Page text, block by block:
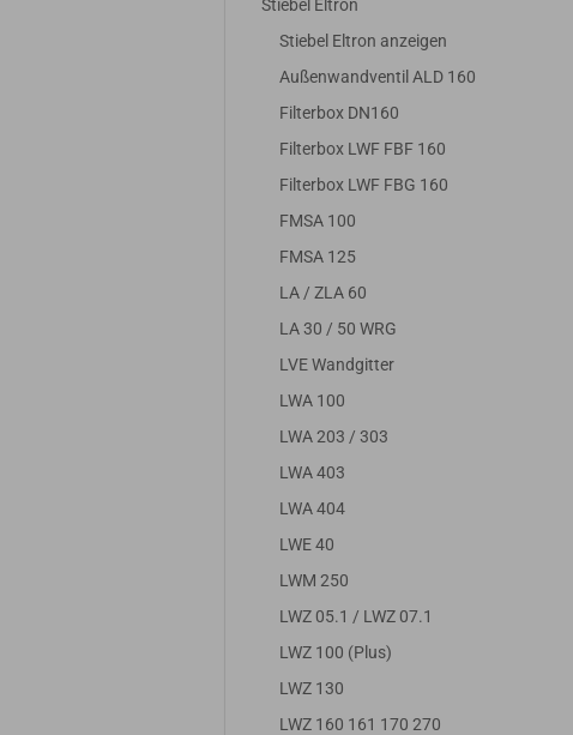
Nur 14,50 EUR 56,51 EUR zzgl. 19% MwSt.
Stiebel Eltron
Stiebel Eltron anzeigen
Außenwandventil ALD 160
Filterbox DN160
Filterbox LWF FBF 160
Filterbox LWF FBG 160
FMSA 100
FMSA 125
LA / ZLA 60
LA 30 / 50 WRG
LVE Wandgitter
LWA 100
LWA 203 / 303
LWA 403
LWA 404
LWE 40
LWM 250
LWZ 05.1 / LWZ 07.1
LWZ 100 (Plus)
LWZ 130
LWZ 160 161 170 270